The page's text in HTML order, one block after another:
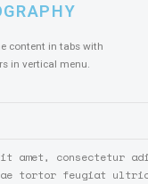
content in tabs with
in vertical menu.
amet, consectetur
tortor feugiat